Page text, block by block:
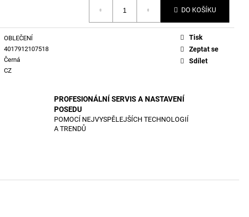
DO KOŠÍKU
OBLEČENÍ
4017912107518
Černá
CZ
Tisk
Zeptat se
Sdílet
PROFESIONÁLNÍ SERVIS A NASTAVENÍ
POSEDU
POMOCÍ NEJVYSPĚLEJŠÍCH TECHNOLOGIÍ
A TRENDŮ